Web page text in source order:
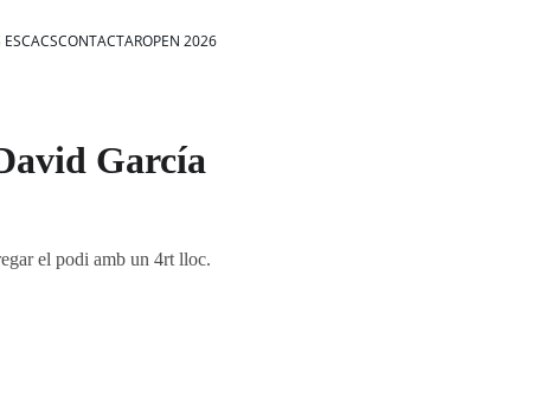
ESCACSCONTACTAROPEN 2026
García
el podi amb un 4rt lloc.